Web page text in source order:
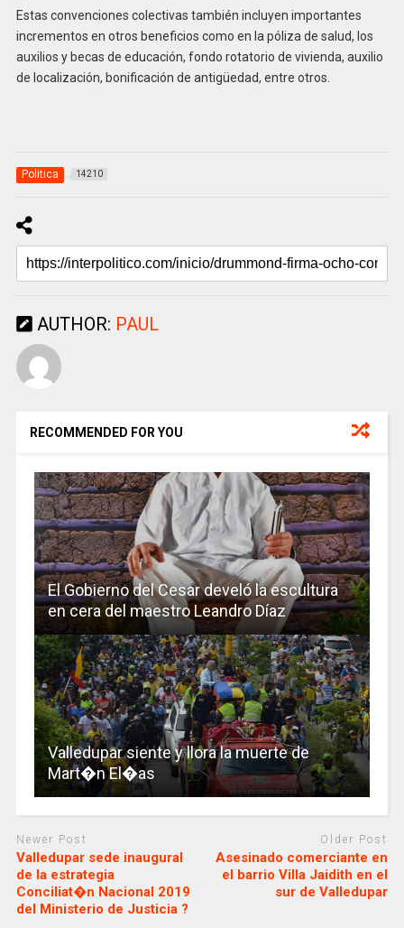
Estas convenciones colectivas también incluyen importantes
incrementos en otros beneficios como en la póliza de salud, los
auxilios y becas de educación, fondo rotatorio de vivienda, auxilio
de localización, bonificación de antigüedad, entre otros.
Politica 14210
AUTHOR: PAUL
RECOMMENDED FOR YOU
El Gobierno del Cesar develó la escultura
en cera del maestro Leandro Díaz
Valledupar siente y llora la muerte de
Mart�n El�as
Newer Post
Valledupar sede inaugural
de la estrategia
Conciliat�n Nacional 2019
del Ministerio de Justicia ?
Older Post
Asesinado comerciante en
el barrio Villa Jaidith en el
sur de Valledupar